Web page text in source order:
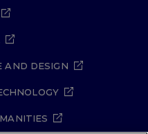
AND DESIGN